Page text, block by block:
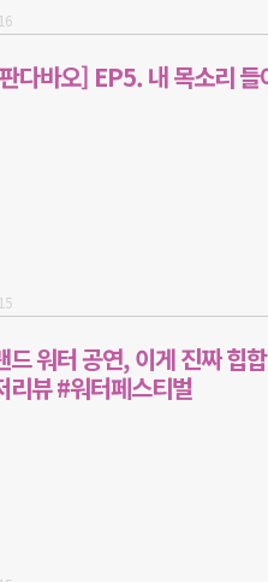
다바오] EP5. 내 목소리
드 워터 공연, 이게 진짜
리뷰 #워터페스티벌